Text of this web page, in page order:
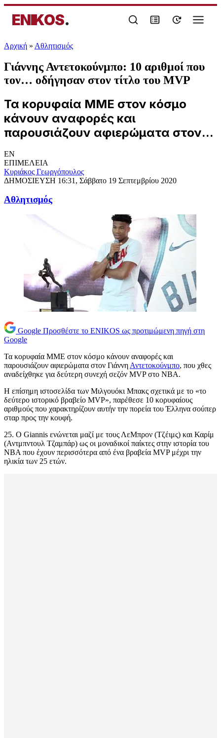
ENIKOS.
Αρχική » Αθλητισμός
Γιάννης Αντετοκούνμπο: 10 αριθμοί που
τον… οδήγησαν στον τίτλο του MVP
Τα κορυφαία ΜΜΕ στον κόσμο
κάνουν αναφορές και
παρουσιάζουν αφιερώματα στον...
EN
ΕΠΙΜΕΛΕΙΑ
Κυριάκος Γεωργόπουλος
ΔΗΜΟΣΙΕΥΣΗ 16:31, Σάββατο 19 Σεπτεμβρίου 2020
Αθλητισμός
Google Προσθέστε το ENIKOS ως προτιμώμενη πηγή στη
Google
Τα κορυφαία ΜΜΕ στον κόσμο κάνουν αναφορές και
παρουσιάζουν αφιερώματα στον Γιάννη Αντετοκούνμπο, που χθες
αναδείχθηκε για δεύτερη συνεχή σεζόν MVP στο ΝΒΑ.
H επίσημη ιστοσελίδα των Μιλγουόκι Μπακς σχετικά με το «το
δεύτερο ιστορικό βραβείο MVP», παρέθεσε 10 κορυφαίους
αριθμούς που χαρακτηρίζουν αυτήν την πορεία του Έλληνα σούπερ
σταρ προς την κουφή.
25. Ο Giannis ενώνεται μαζί με τους ΛεΜπρον (Τζέιμς) και Καρίμ
(Αντμπντουλ Τζαμπάρ) ως οι μοναδικοί παίκτες στην ιστορία του
NBA που έχουν περισσότερα από ένα βραβεία MVP μέχρι την
ηλικία των 25 ετών.